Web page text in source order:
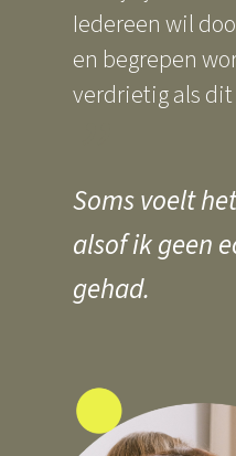
Iedereen wil
en begrepen
verdrietig als
”
Soms voelt
alsof ik geen
gehad.